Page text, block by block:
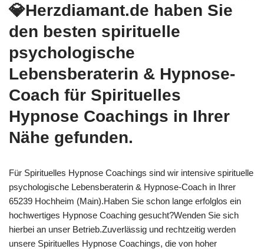
💎Herzdiamant.de haben Sie
den besten spirituelle
psychologische
Lebensberaterin & Hypnose-
Coach für Spirituelles
Hypnose Coachings in Ihrer
Nähe gefunden.
Für Spirituelles Hypnose Coachings sind wir intensive spirituelle
psychologische Lebensberaterin & Hypnose-Coach in Ihrer
65239 Hochheim (Main).Haben Sie schon lange erfolglos ein
hochwertiges Hypnose Coaching gesucht?Wenden Sie sich
hierbei an unser Betrieb.Zuverlässig und rechtzeitig werden
unsere Spirituelles Hypnose Coachings, die von hoher